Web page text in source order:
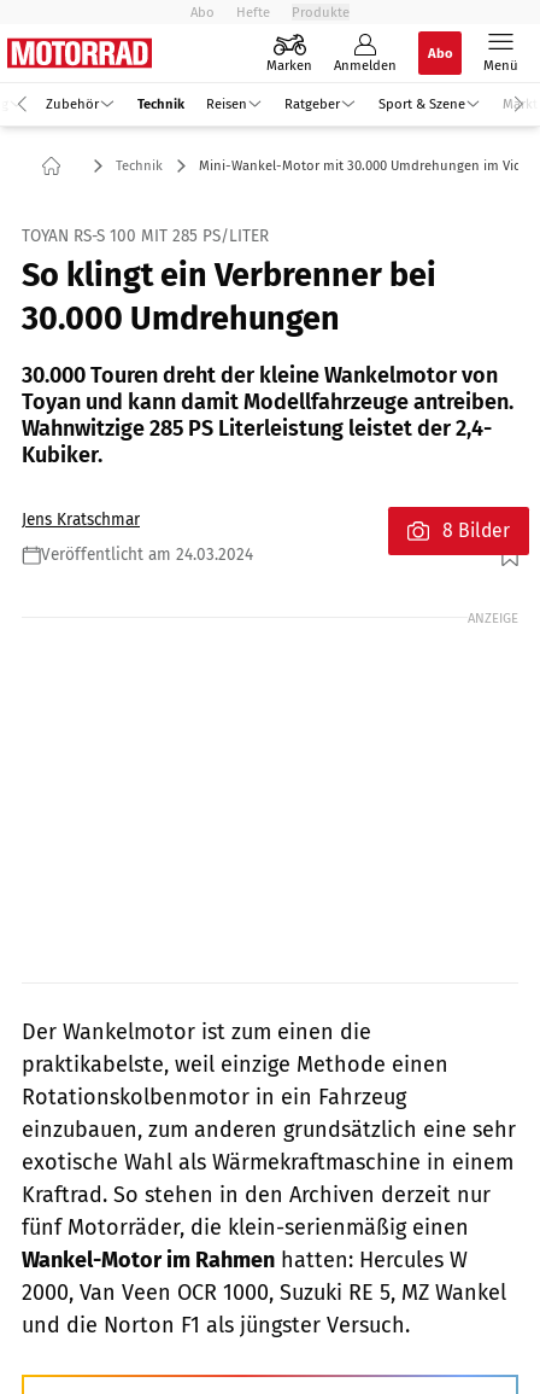
Abo Hefte Produkte
Marken Anmelden
Abo
Menü
Zubehör Technik Reisen Ratgeber Sport & Szene Markt
Technik Mini-Wankel-Motor mit 30.000 Umdrehungen im Video
TOYAN RS-S 100 MIT 285 PS/LITER
So klingt ein Verbrenner bei
30.000 Umdrehungen
30.000 Touren dreht der kleine Wankelmotor von
Toyan und kann damit Modellfahrzeuge antreiben.
Wahnwitzige 285 PS Literleistung leistet der 2,4-
Kubiker.
Jens Kratschmar
Veröffentlicht am 24.03.2024
Foto: Toyan
8 Bilder
ANZEIGE
Der Wankelmotor ist zum einen die
praktikabelste, weil einzige Methode einen
Rotationskolbenmotor in ein Fahrzeug
einzubauen, zum anderen grundsätzlich eine sehr
exotische Wahl als Wärmekraftmaschine in einem
Kraftrad. So stehen in den Archiven derzeit nur
fünf Motorräder, die klein-serienmäßig einen
Wankel-Motor im Rahmen hatten: Hercules W
2000, Van Veen OCR 1000, Suzuki RE 5, MZ Wankel
und die Norton F1 als jüngster Versuch.